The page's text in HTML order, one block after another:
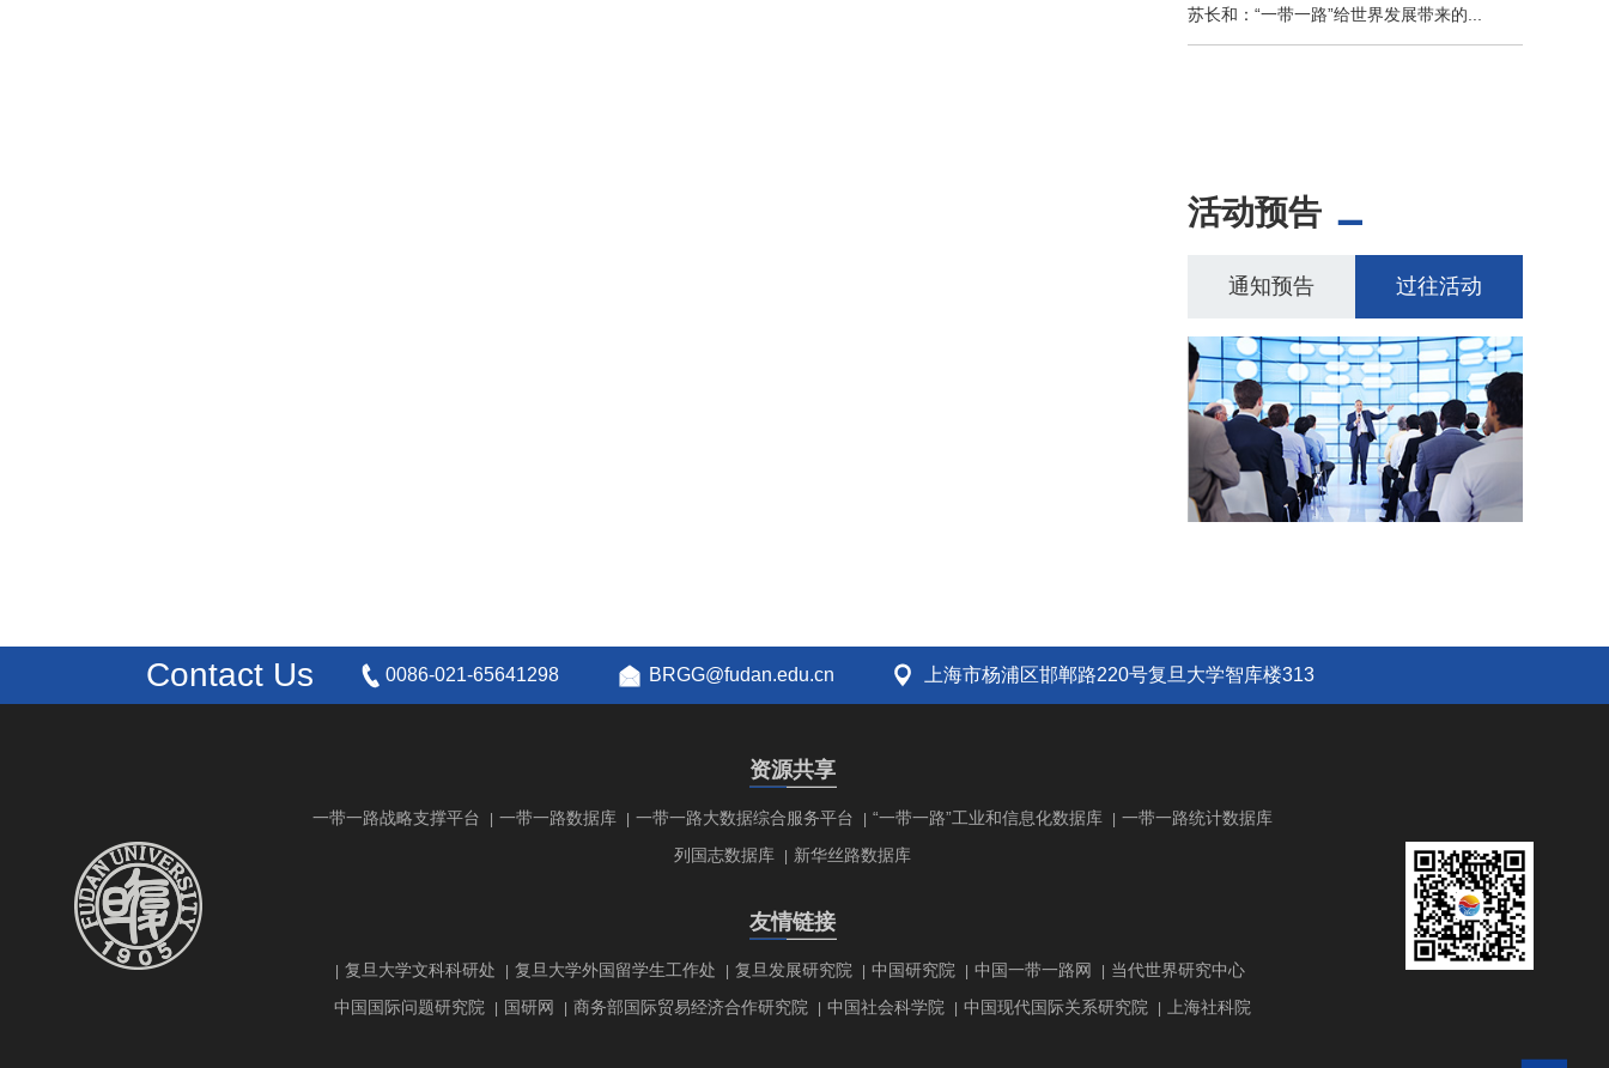
苏长和：“一带一路”给世界发展带来的...
活动预告
通知预告 过往活动
Contact Us 0086-021-65641298 BRGG@fudan.edu.cn 上海市杨浦区邯郸路220号复旦大学智库楼313
资源共享
一带一路战略支撑平台 一带一路数据库 一带一路大数据综合服务平台 “一带一路”工业和信息化数据库
一带一路统计数据库
列国志数据库
新华丝路数据库
友情链接
复旦大学文科科研处 复旦大学外国留学生工作处 复旦发展研究院 中国研究院 中国一带一路网
当代世界研究中心
中国国际问题研究院
国研网 商务部国际贸易经济合作研究院 中国社会科学院 中国现代国际关系研究院 上海社科院